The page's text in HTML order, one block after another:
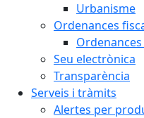
Urbanisme
Ordenances
Ordenances
Seu electrònica
Transparència
Serveis i tràmits
Alertes per